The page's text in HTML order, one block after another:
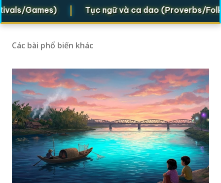
Games) | Tục ngữ và ca dao (Proverbs/Folk
Các bài phổ biến khác